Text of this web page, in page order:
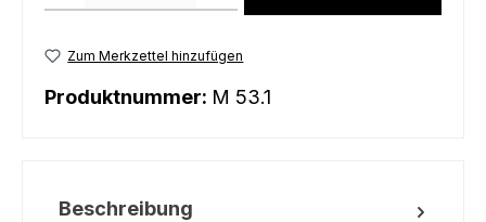
Zum Merkzettel hinzufügen
Produktnummer: M 53.1
Beschreibung